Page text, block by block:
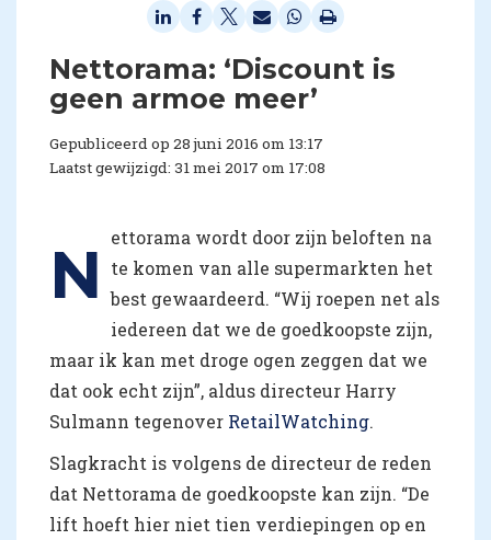
​Nettorama: ‘Discount is
geen armoe meer’
Gepubliceerd op 28 juni 2016 om 13:17
Laatst gewijzigd: 31 mei 2017 om 17:08
N
ettorama wordt door zijn beloften na
te komen van alle supermarkten het
best gewaardeerd. “Wij roepen net als
iedereen dat we de goedkoopste zijn,
maar ik kan met droge ogen zeggen dat we
dat ook echt zijn”, aldus directeur Harry
Sulmann tegenover RetailWatching.
Slagkracht is volgens de directeur de reden
dat Nettorama de goedkoopste kan zijn. “De
lift hoeft hier niet tien verdiepingen op en